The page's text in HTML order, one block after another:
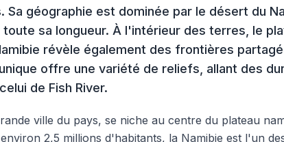
géographie est dominée par le désert du
sa longueur. À l'intérieur des terres, le
révèle également des frontières
offre une variété de reliefs, allant des
de Fish River.
ville du pays, se niche au centre du plateau
2,5 millions d'habitants, la Namibie est l'un